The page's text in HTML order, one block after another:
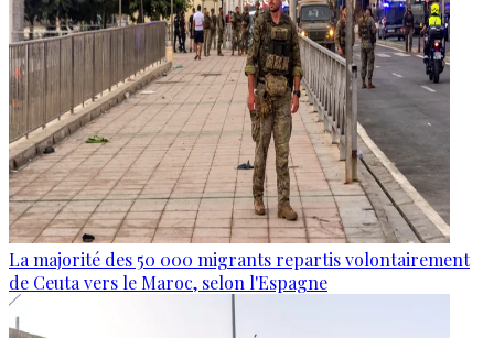
La majorité des 50 000 migrants repartis volontairement
de Ceuta vers le Maroc, selon l'Espagne